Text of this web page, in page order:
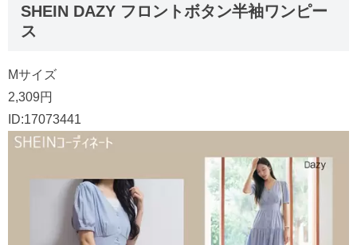
SHEIN DAZY フロントボタン半袖ワンピー
ス
Mサイズ
2,309円
ID:17073441